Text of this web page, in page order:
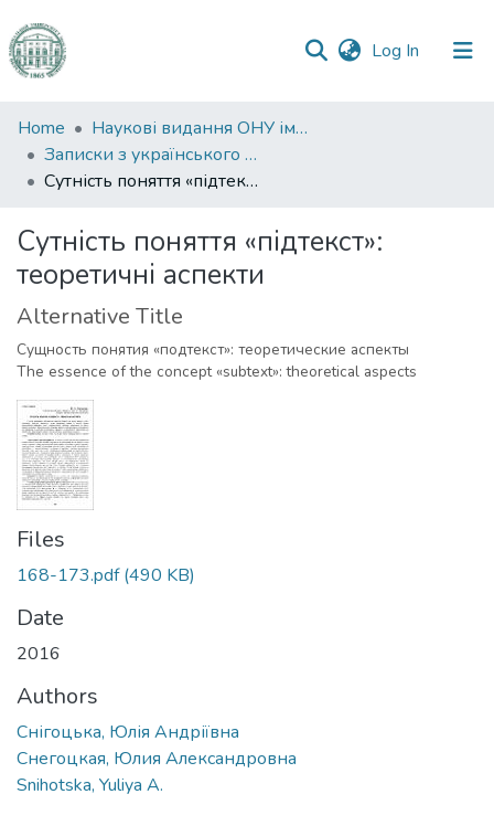
Log In (current)
Communities
&
Collections
Statistics
Home
Наукові видання ОНУ імені І. І. Мечникова
Записки з українського мовознавства
Сутність поняття «підтекст»: теоретичні аспекти
Сутність поняття «підтекст»:
теоретичні аспекти
Alternative Title
Сущность понятия «подтекст»: теоретические аспекты
The essence of the concept «subtext»: theoretical aspects
Files
168-173.pdf(490 KB)
Date
2016
Authors
Снігоцька, Юлія Андріївна
Снегоцкая, Юлия Александровна
Snihotska, Yuliya A.